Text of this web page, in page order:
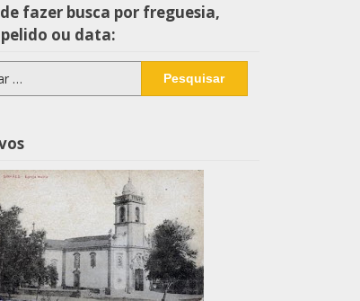
fazer busca por freguesia,
ou data: